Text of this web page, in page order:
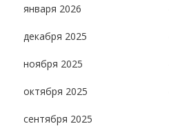
января 2026
декабря 2025
ноября 2025
октября 2025
сентября 2025